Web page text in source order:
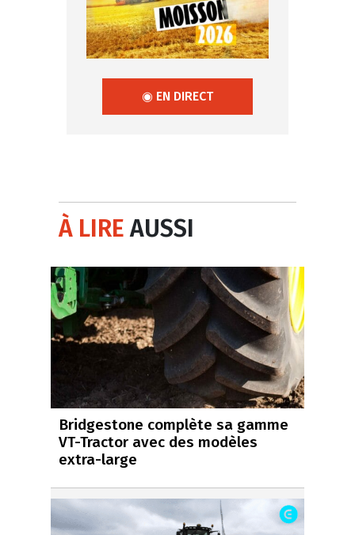
◉ EN DIRECT
À LIREAUSSI
Bridgestone complète sa gamme
VT-Tractor avec des modèles
extra-large